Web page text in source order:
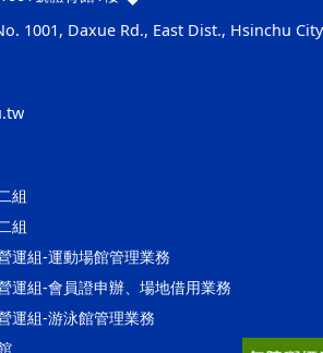
1001, Daxue Rd., East Dist., Hsinchu
組
組
組-運動場館管理業務
組-會員證申辦、場地借用業務
組-游泳館管理業務